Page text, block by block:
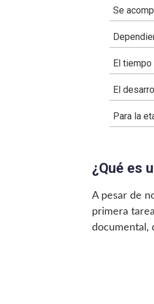
Se
El
El
Para la
¿Qué es
A pesar de
primera
documental,